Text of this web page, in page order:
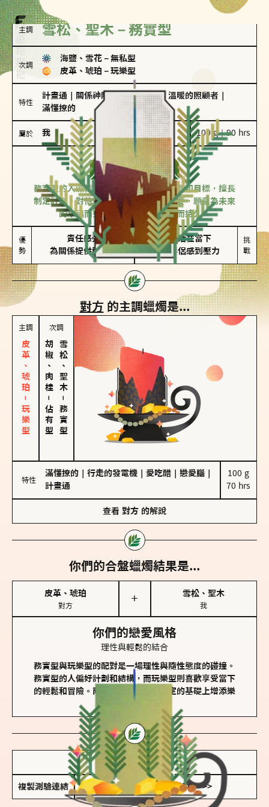
主調 雪松、聖木－務實型
次調
海鹽、雪花 － 無私型
皮革、琥珀 － 玩樂型
特性
計畫通 關係神隊友 聖母情節｜ 溫暖的照顧者
滿懂撩的
屬於 我 100 g｜90 hrs
務實型
雪松、聖木
務實型的人深信愛情立基於共同的價值觀和目標，擅長
制定計劃。對他們來說，感情穩定最重要，願意為未來
的幸福而努力，讓愛情變得踏實而持久。
優
勢
責任感強
為關係提供穩定度
較難活在當下
易讓伴侶感到壓力
挑
戰
對方 的主調蠟燭是...
主調
皮革、琥珀－玩樂型
次調
胡椒、肉桂
－
佔有型
雪松、聖木
－
務實型
特性
滿懂撩的 行走的發電機 愛吃醋 戀愛腦
計畫通
100 g
70 hrs
查看 對方 的解說
你們的合盤蠟燭結果是...
皮革、琥珀
對方
＋
雪松、聖木
我
你們的戀愛風格
理性與輕鬆的結合
務實型與玩樂型的配對是一場理性與隨性態度的碰撞。
務實型的人偏好計劃和結構，而玩樂型則喜歡享受當下
的輕鬆和冒險。兩者的關係能夠在穩定的基礎上增添樂
儲存我的結果圖
複製測驗連結 查看香氛類型全解析 >>>